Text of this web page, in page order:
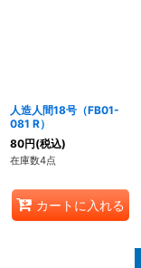
人造人間18号（FB01-
081 R）
80円(税込)
在庫数4点
カートに入れる